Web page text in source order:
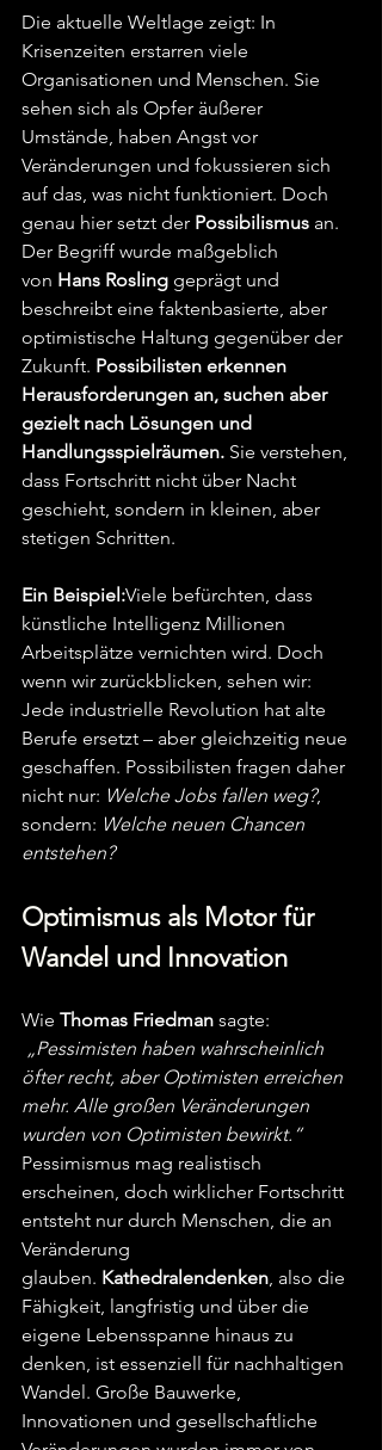
Die aktuelle Weltlage zeigt: In
Krisenzeiten erstarren viele
Organisationen und Menschen. Sie
sehen sich als Opfer äußerer
Umstände, haben Angst vor
Veränderungen und fokussieren sich
auf das, was nicht funktioniert. Doch
genau hier setzt der Possibilismus an.
Der Begriff wurde maßgeblich
von Hans Rosling geprägt und
beschreibt eine faktenbasierte, aber
optimistische Haltung gegenüber der
Zukunft. Possibilisten erkennen
Herausforderungen an, suchen aber
gezielt nach Lösungen und
Handlungsspielräumen. Sie verstehen,
dass Fortschritt nicht über Nacht
geschieht, sondern in kleinen, aber
stetigen Schritten.
Ein Beispiel:Viele befürchten, dass
künstliche Intelligenz Millionen
Arbeitsplätze vernichten wird. Doch
wenn wir zurückblicken, sehen wir:
Jede industrielle Revolution hat alte
Berufe ersetzt – aber gleichzeitig neue
geschaffen. Possibilisten fragen daher
nicht nur: Welche Jobs fallen weg?,
sondern: Welche neuen Chancen
entstehen?
Optimismus als Motor für
Wandel und Innovation
Wie Thomas Friedman sagte:
„Pessimisten haben wahrscheinlich
öfter recht, aber Optimisten erreichen
mehr. Alle großen Veränderungen
wurden von Optimisten bewirkt.“
Pessimismus mag realistisch
erscheinen, doch wirklicher Fortschritt
entsteht nur durch Menschen, die an
Veränderung
glauben. Kathedralendenken, also die
Fähigkeit, langfristig und über die
eigene Lebensspanne hinaus zu
denken, ist essenziell für nachhaltigen
Wandel. Große Bauwerke,
Innovationen und gesellschaftliche